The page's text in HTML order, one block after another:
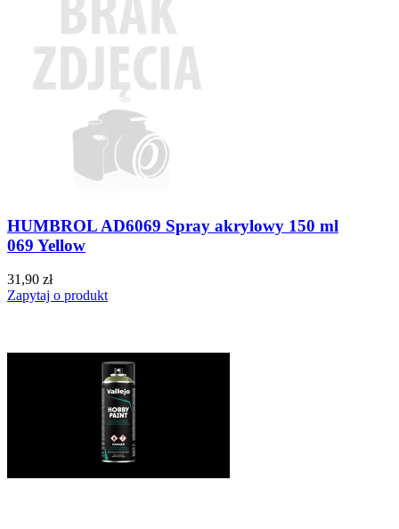
HUMBROL AD6069 Spray akrylowy 150 ml
069 Yellow
31,90 zł
Zapytaj o produkt